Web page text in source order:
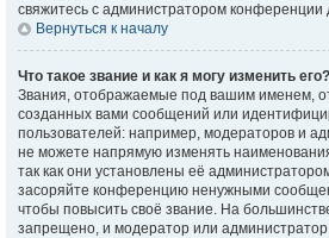
свяжитесь с администратором
Вернуться к началу
Что такое звание и как я могу изменить его?
Звания, отображаемые под вашим именем,
созданных вами сообщений или
пользователей: например, модераторов и
не можете напрямую изменять
так как они установлены её
засоряйте конференцию ненужными
чтобы повысить своё звание. На
запрещено, и модератор или